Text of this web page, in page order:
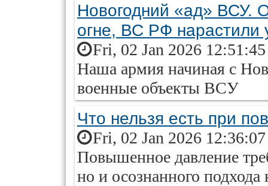
Новогодний «ад» ВСУ.
огне, ВС РФ нарастили
Fri, 02 Jan 2026
Наша армия начиная с
военные объекты ВСУ
Что нельзя есть при
Fri, 02 Jan 2026
Повышенное давление
но и осознанного